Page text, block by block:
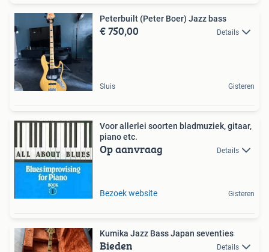
Peterbuilt (Peter Boer) Jazz bass
€ 750,00 Details
Sluis Gisteren
Voor allerlei soorten bladmuziek, gitaar,
piano etc.
Op aanvraag Details
Bezoek website Gisteren
Kumika Jazz Bass Japan seventies
Bieden Details